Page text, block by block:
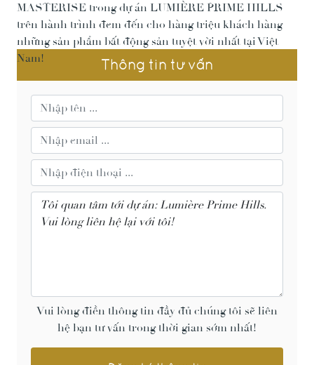
MASTERISE trong dự án LUMIÈRE PRIME HILLS
trên hành trình đem đến cho hàng triệu khách hàng
những sản phẩm bất động sản tuyệt vời nhất tại Việt
Nam!
Thông tin tư vấn
Vui lòng điền thông tin đầy đủ chúng tôi sẽ liên
hệ bạn tư vấn trong thời gian sớm nhất!